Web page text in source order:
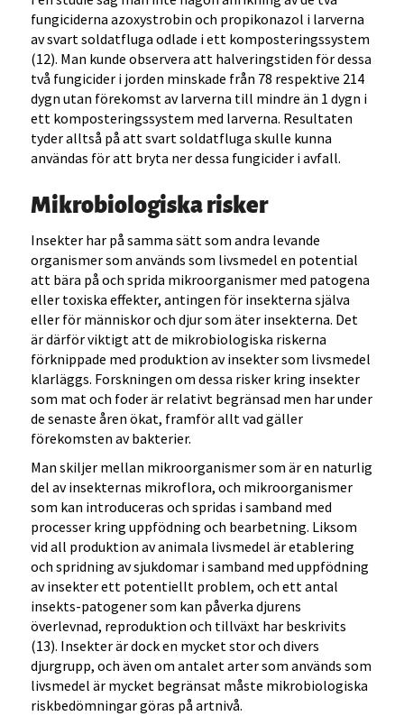
fungiciderna azoxystrobin och propikonazol i larverna
av svart soldatfluga odlade i ett komposteringssystem
(12). Man kunde observera att halveringstiden för dessa
två fungicider i jorden minskade från 78 respektive 214
dygn utan förekomst av larverna till mindre än 1 dygn i
ett komposteringssystem med larverna. Resultaten
tyder alltså på att svart soldatfluga skulle kunna
användas för att bryta ner dessa fungicider i avfall.
Mikrobiologiska risker
Insekter har på samma sätt som andra levande
organismer som används som livsmedel en potential
att bära på och sprida mikroorganismer med patogena
eller toxiska effekter, antingen för insekterna själva
eller för människor och djur som äter insekterna. Det
är därför viktigt att de mikrobiologiska riskerna
förknippade med produktion av insekter som livsmedel
klarläggs. Forskningen om dessa risker kring insekter
som mat och foder är relativt begränsad men har under
de senaste åren ökat, framför allt vad gäller
förekomsten av bakterier.
Man skiljer mellan mikroorganismer som är en naturlig
del av insekternas mikroflora, och mikroorganismer
som kan introduceras och spridas i samband med
processer kring uppfödning och bearbetning. Liksom
vid all produktion av animala livsmedel är etablering
och spridning av sjukdomar i samband med uppfödning
av insekter ett potentiellt problem, och ett antal
insekts-patogener som kan påverka djurens
överlevnad, reproduktion och tillväxt har beskrivits
(13). Insekter är dock en mycket stor och divers
djurgrupp, och även om antalet arter som används som
livsmedel är mycket begränsat måste mikrobiologiska
riskbedömningar göras på artnivå.